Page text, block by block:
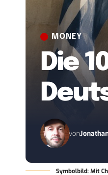
MONEY
Die
von
Symbolbild: Mit